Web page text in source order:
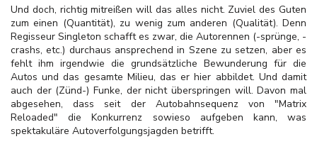
Und doch, richtig mitreißen will das alles nicht. Zuviel des Guten
zum einen (Quantität), zu wenig zum anderen (Qualität). Denn
Regisseur Singleton schafft es zwar, die Autorennen (-sprünge, -
crashs, etc.) durchaus ansprechend in Szene zu setzen, aber es
fehlt ihm irgendwie die grundsätzliche Bewunderung für die
Autos und das gesamte Milieu, das er hier abbildet. Und damit
auch der (Zünd-) Funke, der nicht überspringen will. Davon mal
abgesehen, dass seit der Autobahnsequenz von "Matrix
Reloaded" die Konkurrenz sowieso aufgeben kann, was
spektakuläre Autoverfolgungsjagden betrifft.